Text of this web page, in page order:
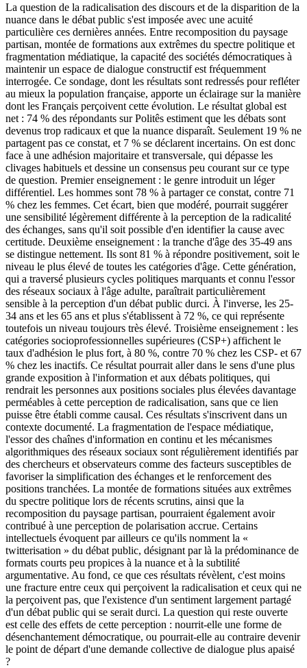
La question de la radicalisation des discours et de la disparition de la
nuance dans le débat public s'est imposée avec une acuité
particulière ces dernières années. Entre recomposition du paysage
partisan, montée de formations aux extrêmes du spectre politique et
fragmentation médiatique, la capacité des sociétés démocratiques à
maintenir un espace de dialogue constructif est fréquemment
interrogée. Ce sondage, dont les résultats sont redressés pour refléter
au mieux la population française, apporte un éclairage sur la manière
dont les Français perçoivent cette évolution. Le résultat global est
net : 74 % des répondants sur Politês estiment que les débats sont
devenus trop radicaux et que la nuance disparaît. Seulement 19 % ne
partagent pas ce constat, et 7 % se déclarent incertains. On est donc
face à une adhésion majoritaire et transversale, qui dépasse les
clivages habituels et dessine un consensus peu courant sur ce type
de question. Premier enseignement : le genre introduit un léger
différentiel. Les hommes sont 78 % à partager ce constat, contre 71
% chez les femmes. Cet écart, bien que modéré, pourrait suggérer
une sensibilité légèrement différente à la perception de la radicalité
des échanges, sans qu'il soit possible d'en identifier la cause avec
certitude. Deuxième enseignement : la tranche d'âge des 35-49 ans
se distingue nettement. Ils sont 81 % à répondre positivement, soit le
niveau le plus élevé de toutes les catégories d'âge. Cette génération,
qui a traversé plusieurs cycles politiques marquants et connu l'essor
des réseaux sociaux à l'âge adulte, paraîtrait particulièrement
sensible à la perception d'un débat public durci. À l'inverse, les 25-
34 ans et les 65 ans et plus s'établissent à 72 %, ce qui représente
toutefois un niveau toujours très élevé. Troisième enseignement : les
catégories socioprofessionnelles supérieures (CSP+) affichent le
taux d'adhésion le plus fort, à 80 %, contre 70 % chez les CSP- et 67
% chez les inactifs. Ce résultat pourrait aller dans le sens d'une plus
grande exposition à l'information et aux débats politiques, qui
rendrait les personnes aux positions sociales plus élevées davantage
perméables à cette perception de radicalisation, sans que ce lien
puisse être établi comme causal. Ces résultats s'inscrivent dans un
contexte documenté. La fragmentation de l'espace médiatique,
l'essor des chaînes d'information en continu et les mécanismes
algorithmiques des réseaux sociaux sont régulièrement identifiés par
des chercheurs et observateurs comme des facteurs susceptibles de
favoriser la simplification des échanges et le renforcement des
positions tranchées. La montée de formations situées aux extrêmes
du spectre politique lors de récents scrutins, ainsi que la
recomposition du paysage partisan, pourraient également avoir
contribué à une perception de polarisation accrue. Certains
intellectuels évoquent par ailleurs ce qu'ils nomment la «
twitterisation » du débat public, désignant par là la prédominance de
formats courts peu propices à la nuance et à la subtilité
argumentative. Au fond, ce que ces résultats révèlent, c'est moins
une fracture entre ceux qui perçoivent la radicalisation et ceux qui ne
la perçoivent pas, que l'existence d'un sentiment largement partagé
d'un débat public qui se serait durci. La question qui reste ouverte
est celle des effets de cette perception : nourrit-elle une forme de
désenchantement démocratique, ou pourrait-elle au contraire devenir
le point de départ d'une demande collective de dialogue plus apaisé
?